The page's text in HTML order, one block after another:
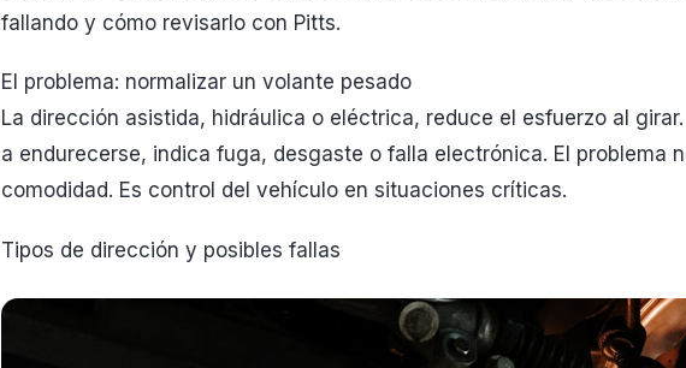
fallando y cómo revisarlo con Pitts.
El problema: normalizar un volante pesado
La dirección asistida, hidráulica o eléctrica, reduce el esfuerzo al
a endurecerse, indica fuga, desgaste o falla electrónica. El problema
comodidad. Es control del vehículo en situaciones críticas.
Tipos de dirección y posibles fallas